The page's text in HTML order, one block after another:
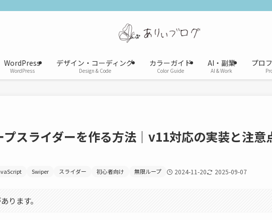
WordPress
WordPress
デザイン・コーディング
Design & Code
カラーガイド
Color Guide
AI・副業
AI & Work
プロ
スライダーを作る方法｜v11対応の実装と注意
Swiper スライダー 初心者向け 無限ループ 2024-11-20 2025-09-07
ります。